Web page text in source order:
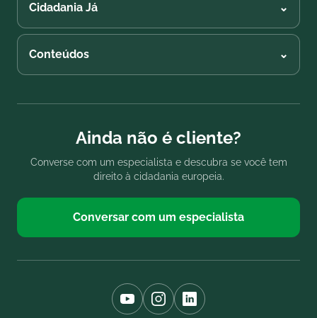
Cidadania Já ⌄
Conteúdos ⌄
Ainda não é cliente?
Converse com um especialista e descubra se você tem
direito à cidadania europeia.
Conversar com um especialista